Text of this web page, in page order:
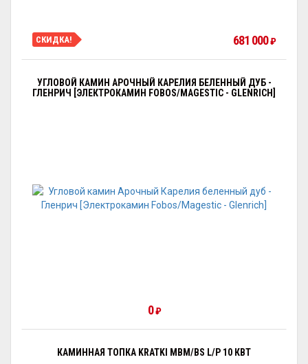
СКИДКА! 681 000₽
УГЛОВОЙ КАМИН АРОЧНЫЙ КАРЕЛИЯ БЕЛЕННЫЙ ДУБ -
ГЛЕНРИЧ [ЭЛЕКТРОКАМИН FOBOS/MAGESTIC - GLENRICH]
0₽
КАМИННАЯ ТОПКА KRATKI MBM/BS L/P 10 КВТ